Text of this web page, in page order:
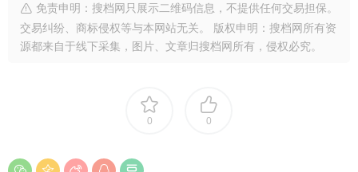
免责申明：搜档网只展示二维码信息，不提供任何交易担保。
交易纠纷、商标侵权等与本网站无关。 版权申明：搜档网所有资
源都来自于线下采集，图片、文章归搜档网所有，侵权必究。
0 0